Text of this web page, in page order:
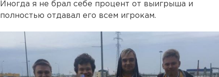
Иногда я не брал себе процент от выигрыша и
полностью отдавал его всем игрокам.